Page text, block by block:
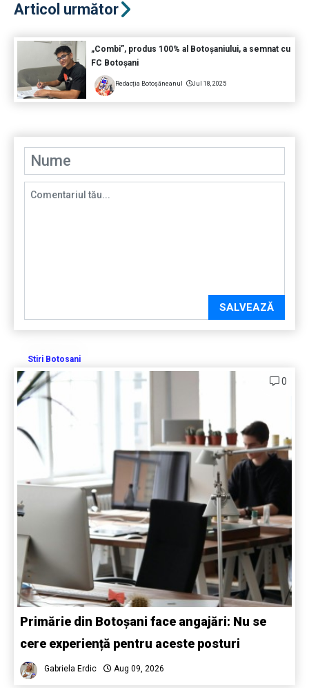
Articol următor
„Combi”, produs 100% al Botoșaniului, a semnat cu
FC Botoșani
Redacția Botoșăneanul Jul 18, 2025
SALVEAZĂ
Stiri Botosani
0
Primărie din Botoșani face angajări: Nu se
cere experiență pentru aceste posturi
Gabriela Erdic Aug 09, 2026